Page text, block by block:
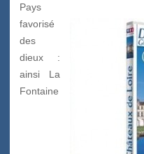
Pays
favorisé
des
dieux :
ainsi La
Fontaine